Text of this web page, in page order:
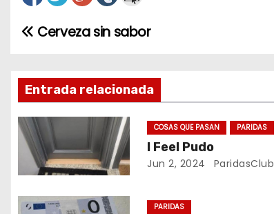
N
v
e
g
a
Cerveza sin sabor
Entrada relacionada
COSAS QUE PASAN PARIDAS
I Feel Pudo
Jun 2, 2024 ParidasClub
PARIDAS